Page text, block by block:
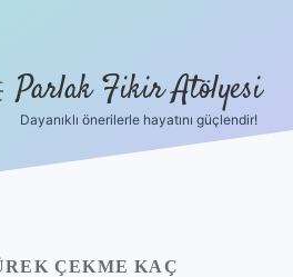
Parlak Fikir Atölyesi
Dayanıklı önerilerle hayatını güçlendir!
ÇEKME KAÇ